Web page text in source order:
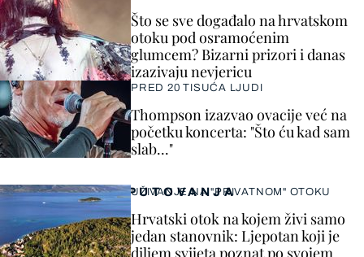
Što se sve događalo na hrvatskom
otoku pod osramoćenim
glumcem? Bizarni prizori i danas
izazivaju nevjericu
PRED 20 TISUĆA LJUDI
Thompson izazvao ovacije već na
početku koncerta: "Što ću kad sam
slab..."
PUTOVANJA
UŽIVANJE NA "PRIVATNOM" OTOKU
Hrvatski otok na kojem živi samo
jedan stanovnik: Ljepotan koji je
diljem svijeta poznat po svojem